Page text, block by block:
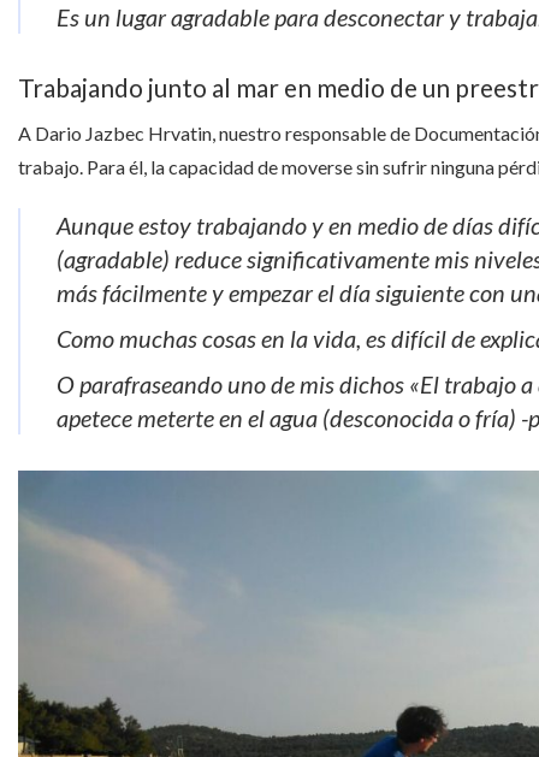
Es un lugar agradable para desconectar y
Trabajando junto al mar en medio de un
A Dario Jazbec Hrvatin, nuestro responsable de
trabajo. Para él, la capacidad de moverse sin sufrir ninguna
Aunque estoy trabajando y en medio de días
(agradable) reduce significativamente mis
más fácilmente y empezar el día siguiente con
Como muchas cosas en la vida, es difícil de
O parafraseando uno de mis dichos «El trabajo
apetece meterte en el agua (desconocida o fría)